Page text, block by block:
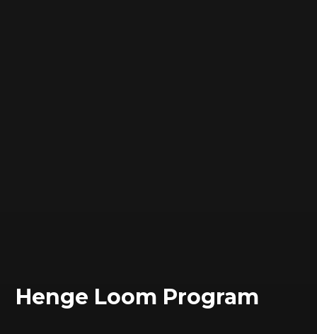
Henge Loom Program